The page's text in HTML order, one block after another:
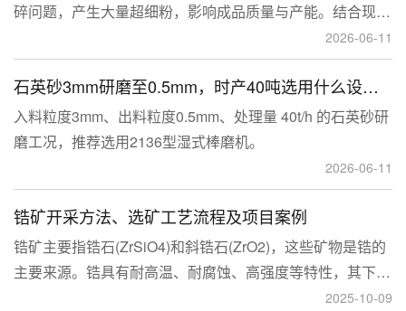
碎问题，产生大量超细粉，影响成品质量与产能。结合现场
生产经验，可通过工艺、研磨介质、运行参数、配套设备多
维度优化，改善该问题。
2026-06-11
石英砂3mm研磨至0.5mm，时产40吨选用什么设备？
入料粒度3mm、出料粒度0.5mm、处理量 40t/h 的石英砂研
磨工况，推荐选用2136型湿式棒磨机。
2026-06-11
锆矿开采方法、选矿工艺流程及项目案例
锆矿主要指锆石(ZrSiO4)和斜锆石(ZrO2)，这些矿物是锆的
主要来源。锆具有耐高温、耐腐蚀、高强度等特性，其下游
应用涉及核工业、陶瓷、耐火材料、铸造、电子和化工等多
2025-10-09